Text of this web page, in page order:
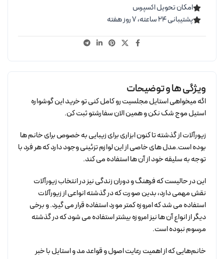
امکان تحویل اکسپرس
پشتیبانی ۲۴ ساعته، ۷ روز هفته
ویژگی ها و توضیحات
اگه میخواهی استایل مجلسیت رو کامل کنی تو خرید این گوشواره
استیل موج شک نکن و همین الان سفارشتو ثبت کن.
زیورآلات از گذشته تا کنون ابزاری برای زیبایی به خصوص برای خانم ها
بوده است.مدل های خاصی از این لوازم تزئینی وجود دارد که هر فرد با
توجه به سلیقه خود از آن ها استفاده می کند.
این در حالیست که فرهنگ و دوران زندگی نیز در انتخاب زیورآلات
نقش مهمی دارد، بدین صورت که در گذشته انواعی از زیورآلات
استفاده می شد که امروزه کمتر مورد استفاده قرار می گیرد. و برخی
دیگر از انواع آن ها نیز امروزه بیشتر استفاده می شود که در گذشته
مرسوم نبوده است.
خانم‌هایی که از اهمیت رعایت اصول و قواعد مد و استایل با خبر